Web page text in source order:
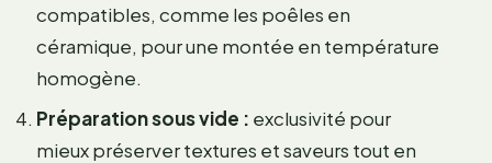
compatibles, comme les poêles en
céramique, pour une montée en température
homogène.
Préparation sous vide : exclusivité pour
mieux préserver textures et saveurs tout en